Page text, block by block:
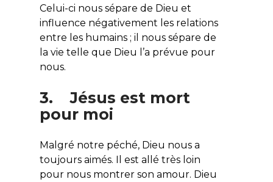
Celui-ci nous sépare de Dieu et
influence négativement les relations
entre les humains ; il nous sépare de
la vie telle que Dieu l’a prévue pour
nous.
3. Jésus est mort
pour moi
Malgré notre péché, Dieu nous a
toujours aimés. Il est allé très loin
pour nous montrer son amour. Dieu